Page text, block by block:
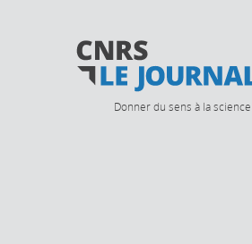
Donner du sens à la science